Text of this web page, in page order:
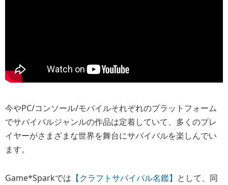
今やPC/コンソール/モバイルそれぞれのプラットフォーム
でサバイバルジャンルの作品は定着していて、多くのプレ
イヤーがさまざまな世界を舞台にサバイバルを楽しんでい
ます。
Game*Sparkでは 【クラフトサバイバル名鑑】 として、同